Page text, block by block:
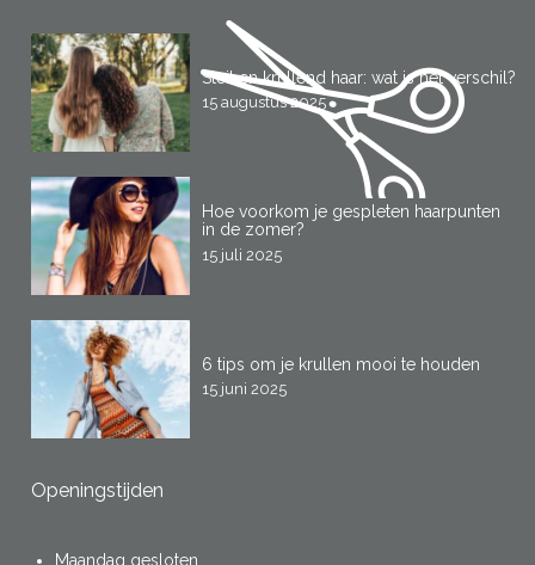
Steil en krullend haar: wat is het verschil?
15 augustus 2025
Hoe voorkom je gespleten haarpunten
in de zomer?
15 juli 2025
6 tips om je krullen mooi te houden
15 juni 2025
Openingstijden
Maandag gesloten